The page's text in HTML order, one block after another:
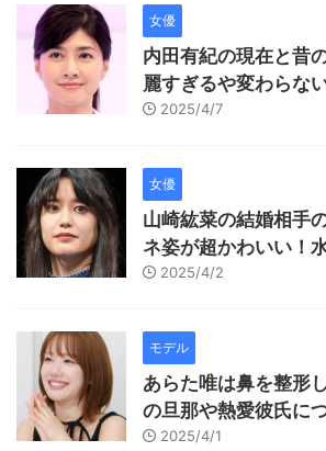
女優
内田有紀の現在と昔
麗すぎるや変わらな
2025/4/7
女優
山崎紘菜の結婚相手
ネ姿が超かわいい！
2025/4/2
モデル
あらた唯は鼻を整形
の旦那や熱愛彼氏に
2025/4/1